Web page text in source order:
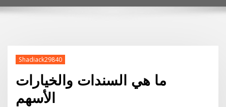
Shadiack29840
ما هي السندات والخيارات
الأسهم